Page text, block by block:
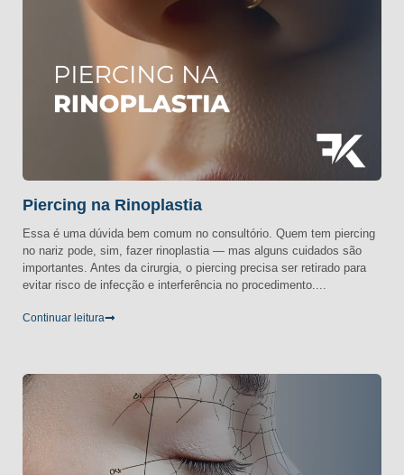
Piercing na Rinoplastia
Essa é uma dúvida bem comum no consultório. Quem tem piercing
no nariz pode, sim, fazer rinoplastia — mas alguns cuidados são
importantes. Antes da cirurgia, o piercing precisa ser retirado para
evitar risco de infecção e interferência no procedimento....
Continuar leitura